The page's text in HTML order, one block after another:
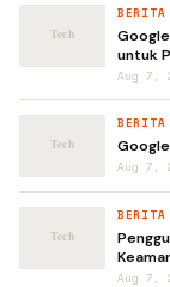
BERITA
untuk
Aug 7,
BERITA
Aug 7,
BERITA
Aug 7,